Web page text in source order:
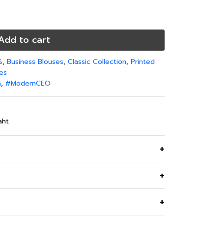
to cart
, Business Blouses, Classic Collection, Printed
, #ModernCEO
ได้ดี ดีไซน์คอจีนทันสมัย แขนโอบ วงแขนในตัว
บา ใส่สบาย ระบายอากาศ เพราะรวมคุณสมบัติ